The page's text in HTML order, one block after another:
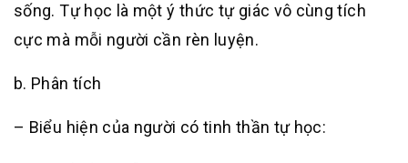
sống. Tự học là một ý thức tự giác vô cùng tích
cực mà mỗi người cần rèn luyện.
b. Phân tích
– Biểu hiện của người có tinh thần tự học: